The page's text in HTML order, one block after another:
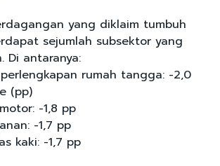
yang diklaim tumbuh
sejumlah subsektor yang
Di antaranya:
rumah tangga: -2,0
(pp)
-1,8 pp
-1,7 pp
kaki: -1,7 pp